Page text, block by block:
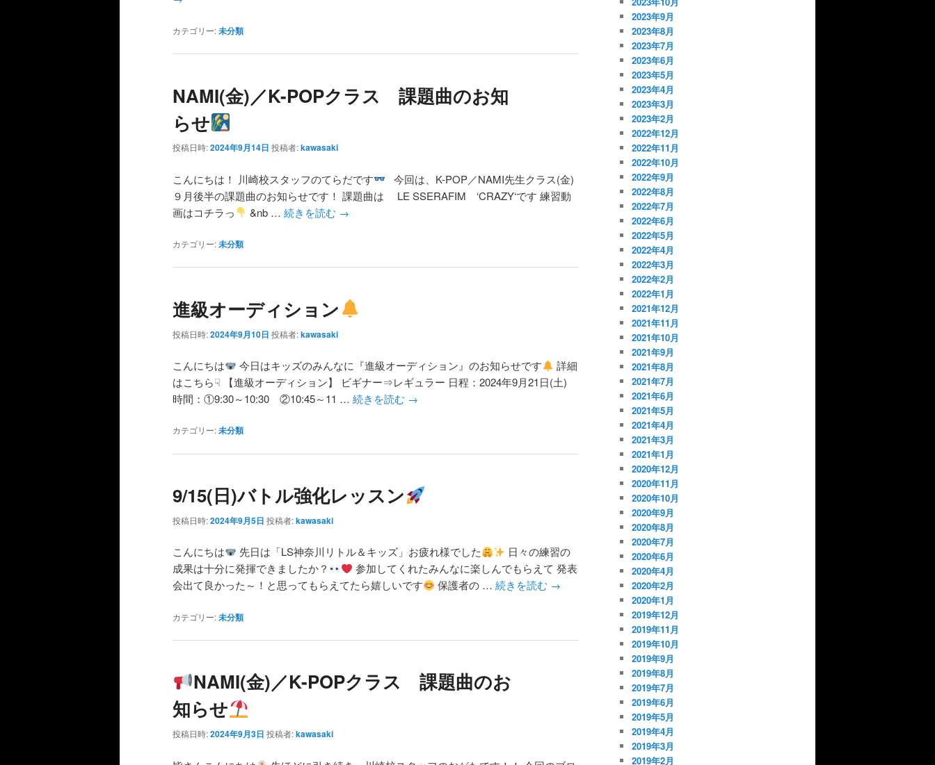
カテゴリー:未分類
NAMI(金)／K-POPクラス 課題曲のお知
らせ
投稿日時:2024年9月14日 投稿者:kawasaki
こんにちは！ 川崎校スタッフのてらだです
今回は、K-POP／NAMI先生クラス(金)
９月後半の課題曲のお知らせです！ 課題曲は LE SSERAFIM ‘CRAZY‘です 練習動
画はコチラっ
&nb …続きを読む →
カテゴリー:未分類
進級オーディション
投稿日時:2024年9月10日 投稿者:kawasaki
こんにちは 今日はキッズのみんなに『進級オーディション』のお知らせです
詳細
はこちら☟ 【進級オーディション】 ビギナー⇒レギュラー 日程：2024年9月21日(土)
時間：①9:30～10:30 ②10:45～11 … 続きを読む →
カテゴリー:未分類
9/15(日)バトル強化レッスン
投稿日時:2024年9月5日 投稿者:kawasaki
こんにちは 先日は「LS神奈川リトル＆キッズ」お疲れ様でした
日々の練習の
成果は十分に発揮できましたか？
参加してくれたみんなに楽しんでもらえて 発表
会出て良かった～！と思ってもらえてたら嬉しいです
保護者の …続きを読む →
カテゴリー:未分類
NAMI(金)／K-POPクラス 課題曲のお
知らせ
投稿日時:2024年9月3日 投稿者:kawasaki
2023年9月
2023年8月
2023年7月
2023年6月
2023年5月
2023年4月
2023年3月
2023年2月
2022年12月
2022年11月
2022年10月
2022年9月
2022年8月
2022年7月
2022年6月
2022年5月
2022年4月
2022年3月
2022年2月
2022年1月
2021年12月
2021年11月
2021年10月
2021年9月
2021年8月
2021年7月
2021年6月
2021年5月
2021年4月
2021年3月
2021年1月
2020年12月
2020年11月
2020年10月
2020年9月
2020年8月
2020年7月
2020年6月
2020年4月
2020年2月
2020年1月
2019年12月
2019年11月
2019年10月
2019年9月
2019年8月
2019年7月
2019年6月
2019年5月
2019年4月
2019年3月
2019年2月